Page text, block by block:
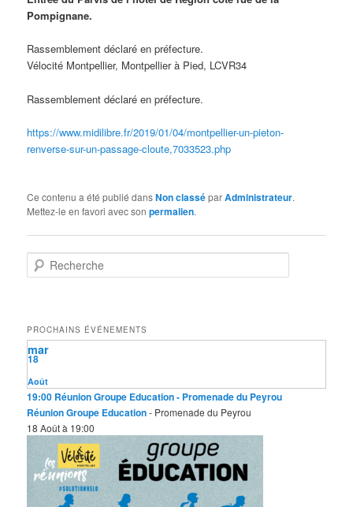
Pompignane.
Rassemblement déclaré en préfecture.
Vélocité Montpellier, Montpellier à Pied, LCVR34
Rassemblement déclaré en préfecture.
https://www.midilibre.fr/2019/01/04/montpellier-un-pieton-
renverse-sur-un-passage-cloute,7033523.php
Ce contenu a été publié dansNon classéparAdministrateur.
Mettez-le en favori avec sonpermalien.
e
r
c
h
e
PROCHAINS ÉVÉNEMENTS
Août
18
mar
19:00 Réunion Groupe Education- Promenade du Peyrou
Réunion Groupe Education- Promenade du Peyrou
18 Août à 19:00